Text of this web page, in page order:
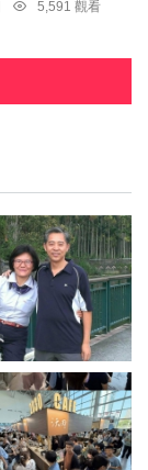
5,591 觀看